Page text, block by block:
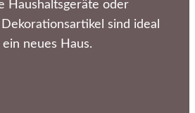
Haushaltsgeräte oder
sind ideal
neues Haus.